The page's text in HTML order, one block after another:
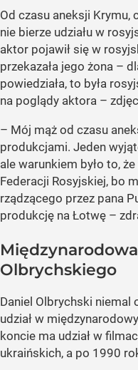
Od czasu aneksji Krymu,
nie bierze udziału w
aktor pojawił się w
przekazała jego żona –
powiedziała, to była
na poglądy aktora –
– Mój mąż od czasu
produkcjami. Jeden
ale warunkiem było to,
Federacji Rosyjskiej, bo
rządzącego przez pana
produkcję na Łotwę –
Olbrychskiego
Daniel Olbrychski niemal
udział w
koncie ma udział w
ukraińskich, a po 1990